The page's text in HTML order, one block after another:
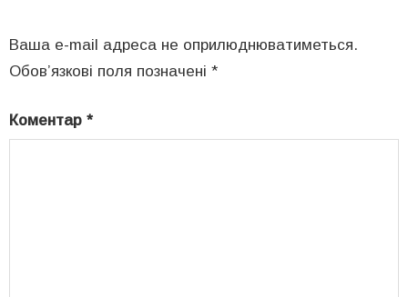
Ваша e-mail адреса не оприлюднюватиметься.
Обов’язкові поля позначені *
Коментар *